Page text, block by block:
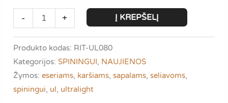
-
produkto
kiekis:
ULTRA
labai
+ Į KREPŠELĮ
Produkto kodas: RIT-UL080
Kategorijos:SPININGUI NAUJIENOS
Žymos:eseriams karšiams ,sapalams ,seliavoms
spiningui ul ultralight